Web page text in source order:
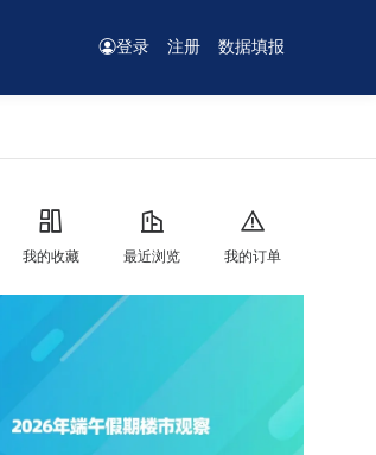
登录 注册 数据填报
我的收藏 最近浏览 我的订单